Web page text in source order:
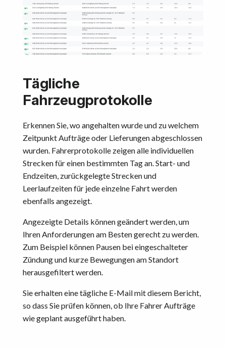
Tägliche
Fahrzeugprotokolle
Erkennen Sie, wo angehalten wurde und zu welchem
Zeitpunkt Aufträge oder Lieferungen abgeschlossen
wurden. Fahrerprotokolle zeigen alle individuellen
Strecken für einen bestimmten Tag an. Start- und
Endzeiten, zurückgelegte Strecken und
Leerlaufzeiten für jede einzelne Fahrt werden
ebenfalls angezeigt.
Angezeigte Details können geändert werden, um
Ihren Anforderungen am Besten gerecht zu werden.
Zum Beispiel können Pausen bei eingeschalteter
Zündung und kurze Bewegungen am Standort
herausgefiltert werden.
Sie erhalten eine tägliche E-Mail mit diesem Bericht,
so dass Sie prüfen können, ob Ihre Fahrer Aufträge
wie geplant ausgeführt haben.